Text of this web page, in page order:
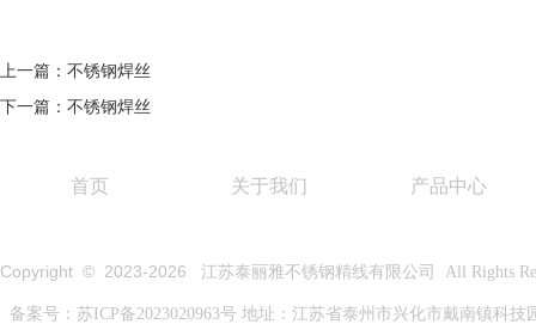
上一篇：不锈钢焊丝
下一篇：不锈钢焊丝
首页 关于我们 产品中心
Copyright © 2023-2026 江苏泰丽雅不锈钢精线有限公司 All Rights
备案号： 苏ICP备2023020963号 地址：江苏省泰州市兴化市戴南镇科